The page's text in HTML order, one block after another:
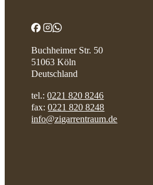
Buchheimer Str. 50
51063 Köln
Deutschland
tel.:0221 820 8246
fax:0221 820 8248
info@zigarrentraum.de